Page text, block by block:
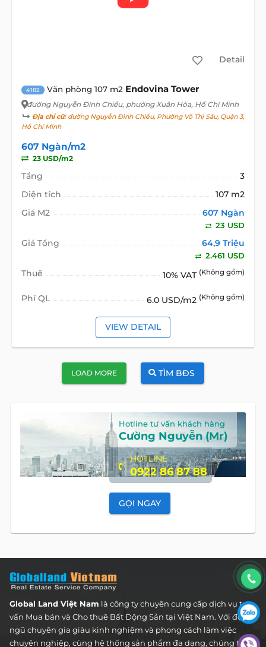
Detail
4182 Văn phòng 107 m2 Endovina Tower
đường Nguyễn Đình Chiểu, phường Xuân Hòa, Hồ Chí Minh
Địa chỉ cũ:đường Nguyễn Đình Chiểu, Phường Võ Thị Sáu, Quận 3,
Hồ Chí Minh
607 Ngàn/m2
23 USD/m2
Tầng
3
Diện tích
107 m2
Giá M2
607 Ngàn
23 USD
Giá Tổng 64,9 Triệu
2.461 USD
Thuế 10% VAT (Không gồm)
Phí QL 6.0 USD/m2 (Không gồm)
VIEW DETAIL
LOAD MORE TÌM BĐS
Hotline tư vấn khách hàng
Cường Nguyễn (Mr)
HOTLINE
0922 86 87 88
GỌI NGAY
Global Land Việt Nam là công ty chuyên cung cấp dịch vụ tư
vấn Mua bán và Cho thuê Bất Động Sản tại Việt Nam. Với đội
ngũ chuyên gia giàu kinh nghiệm và phong cách làm việc
chuyên nghiệp, cùng hệ thống sản phẩm đa dạng, chúng tôi